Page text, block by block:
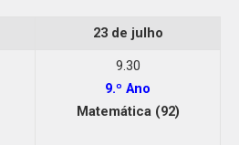
23 de julho
9.30
9.º Ano
Matemática (92)